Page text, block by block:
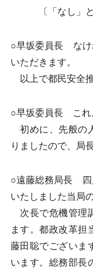
〔「なし」と
○早坂委員長 なけ
いただきます。
以上で都民安全
○早坂委員長 これ
初めに、先般の
りましたので、局
○遠藤総務局長 四
いたしました当局
次長で危機管理
ます。都政改革担
藤田聡でございま
います。総務部長